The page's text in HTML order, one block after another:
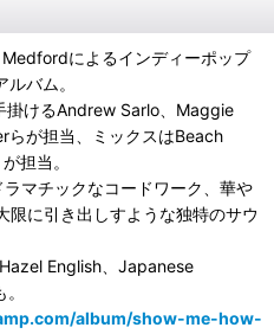
によるインディーポップ
バム。
掛けるAndrew Sarlo、Maggie
が担当、ミックスはBeach
担当。
マチックなコードワーク、華や
に引き出しすような独特のサウ
English、Japanese
album/show-me-how-